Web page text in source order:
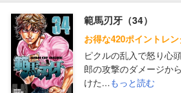
範馬刃牙（34）
お得な420ポイントレ
ピクルの乱入で怒り心
郎の攻撃のダメージか
けた...もっと読む